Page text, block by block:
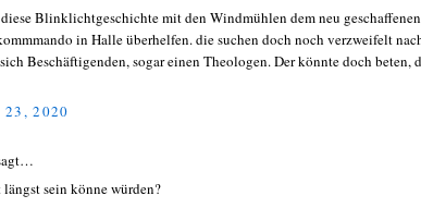
Blinklichtgeschichte mit den Windmühlen dem neu geschaffenen
in Halle überhelfen. die suchen doch noch verzweifelt
Beschäftigenden, sogar einen Theologen. Der könnte doch beten,
23, 2020
sein könne würden?